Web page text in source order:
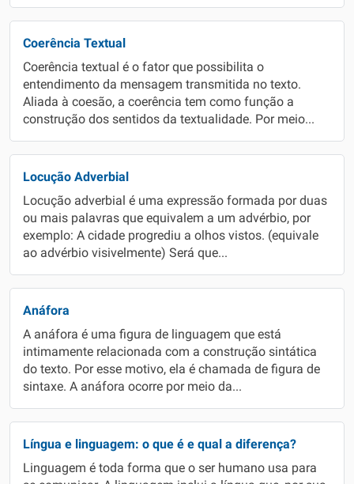
Coerência Textual
Coerência textual é o fator que possibilita o
entendimento da mensagem transmitida no texto.
Aliada à coesão, a coerência tem como função a
construção dos sentidos da textualidade. Por meio...
Locução Adverbial
Locução adverbial é uma expressão formada por duas
ou mais palavras que equivalem a um advérbio, por
exemplo: A cidade progrediu a olhos vistos. (equivale
ao advérbio visivelmente) Será que...
Anáfora
A anáfora é uma figura de linguagem que está
intimamente relacionada com a construção sintática
do texto. Por esse motivo, ela é chamada de figura de
sintaxe. A anáfora ocorre por meio da...
Língua e linguagem: o que é e qual a diferença?
Linguagem é toda forma que o ser humano usa para